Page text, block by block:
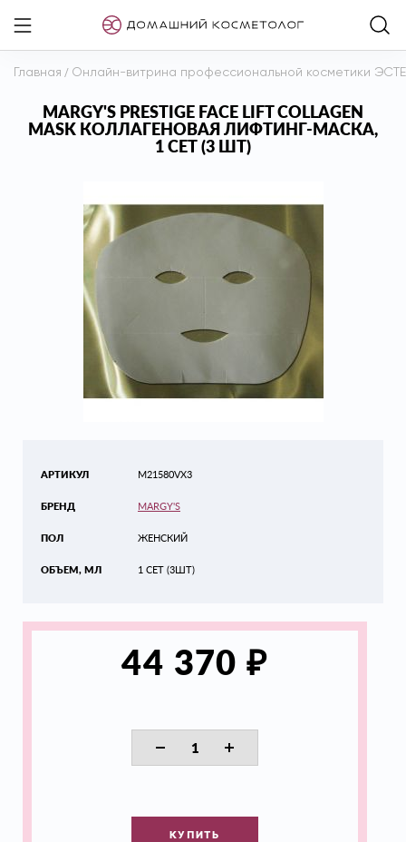
Главная / Онлайн-витрина профессиональной косметики
MARGY'S PRESTIGE FACE LIFT COLLAGEN
MASK КОЛЛАГЕНОВАЯ ЛИФТИНГ-МАСКА,
1 СЕТ (3 ШТ)
АРТИКУЛ
БРЕНД
ПОЛ
ОБЪЕМ, МЛ
M21580VX3
MARGY'S
ЖЕНСКИЙ
1 СЕТ (3ШТ)
44 370₽
КУПИТЬ